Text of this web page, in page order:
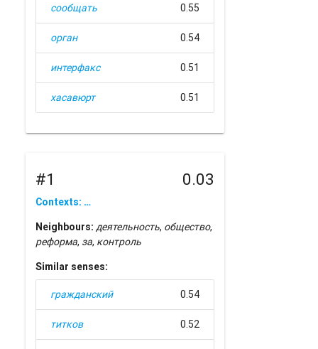
сообщать 0.55
орган 0.54
интерфакс 0.51
хасавюрт 0.51
#1 0.03
Contexts: …
Neighbours: деятельность, общество,
реформа, за, контроль
Similar senses:
гражданский 0.54
титков 0.52